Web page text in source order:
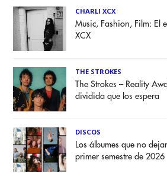
CHARLI XCX
Music, Fashion, Film: El
XCX
THE STROKES
The Strokes – Reality
dividida que los espera
DISCOS
Los álbumes que no
primer semestre de 2026